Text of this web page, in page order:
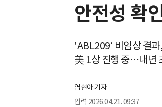
안전성 확
'ABL209′ 비임상 결
美 1상 진행 중…내년
염현아 기자
입력 2026.04.21. 09:37